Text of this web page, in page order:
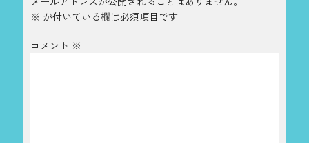
※ が付いている欄は必須項目です
コメント ※